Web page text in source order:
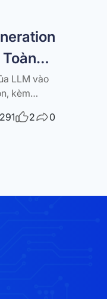
LLM vào
kèm
ngữ lớn
291 2 0